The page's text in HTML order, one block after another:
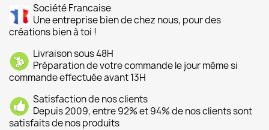
Société Francaise
Une entreprise bien de chez nous, pour des
créations bien à toi !
Livraison sous 48H
Préparation de votre commande le jour même si
commande effectuée avant 13H
Satisfaction de nos clients
Depuis 2009, entre 92% et 94% de nos clients sont
satisfaits de nos produits